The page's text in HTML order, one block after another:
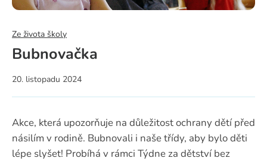
Ze života školy
Bubnovačka
20. listopadu 2024
Akce, která upozorňuje na důležitost ochrany dětí před
násilím v rodině. Bubnovali i naše třídy, aby bylo děti
lépe slyšet! Probíhá v rámci Týdne za dětství bez